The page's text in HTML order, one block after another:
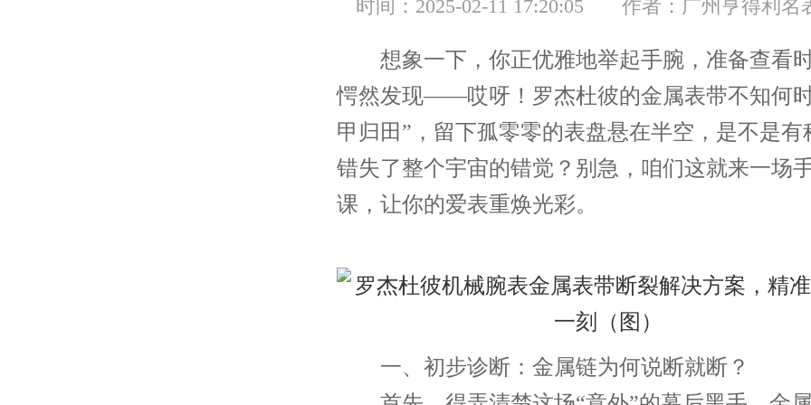
时间：2025-02-11 17:20:05 作者：广州亨得利名
想象一下，你正优雅地举起手腕，准备查看
愕然发现——哎呀！罗杰杜彼的金属表带不知何
甲归田”，留下孤零零的表盘悬在半空，是不是有
错失了整个宇宙的错觉？别急，咱们这就来一场
课，让你的爱表重焕光彩。
一、初步诊断：金属链为何说断就断？